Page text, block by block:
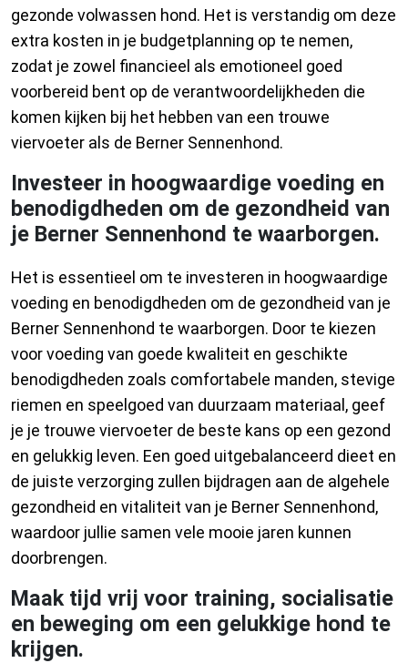
gezonde volwassen hond. Het is verstandig om deze
extra kosten in je budgetplanning op te nemen,
zodat je zowel financieel als emotioneel goed
voorbereid bent op de verantwoordelijkheden die
komen kijken bij het hebben van een trouwe
viervoeter als de Berner Sennenhond.
Investeer in hoogwaardige voeding en
benodigdheden om de gezondheid van
je Berner Sennenhond te waarborgen.
Het is essentieel om te investeren in hoogwaardige
voeding en benodigdheden om de gezondheid van je
Berner Sennenhond te waarborgen. Door te kiezen
voor voeding van goede kwaliteit en geschikte
benodigdheden zoals comfortabele manden, stevige
riemen en speelgoed van duurzaam materiaal, geef
je je trouwe viervoeter de beste kans op een gezond
en gelukkig leven. Een goed uitgebalanceerd dieet en
de juiste verzorging zullen bijdragen aan de algehele
gezondheid en vitaliteit van je Berner Sennenhond,
waardoor jullie samen vele mooie jaren kunnen
doorbrengen.
Maak tijd vrij voor training, socialisatie
en beweging om een gelukkige hond te
krijgen.